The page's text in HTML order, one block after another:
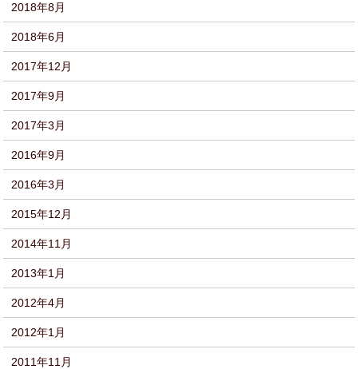
2018年8月
2018年6月
2017年12月
2017年9月
2017年3月
2016年9月
2016年3月
2015年12月
2014年11月
2013年1月
2012年4月
2012年1月
2011年11月